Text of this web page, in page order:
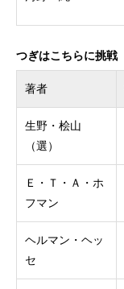
つぎはこちらに挑戦
著者
生野・桧山
（選）
Ｅ・Ｔ・Ａ・ホ
フマン
ヘルマン・ヘッ
セ